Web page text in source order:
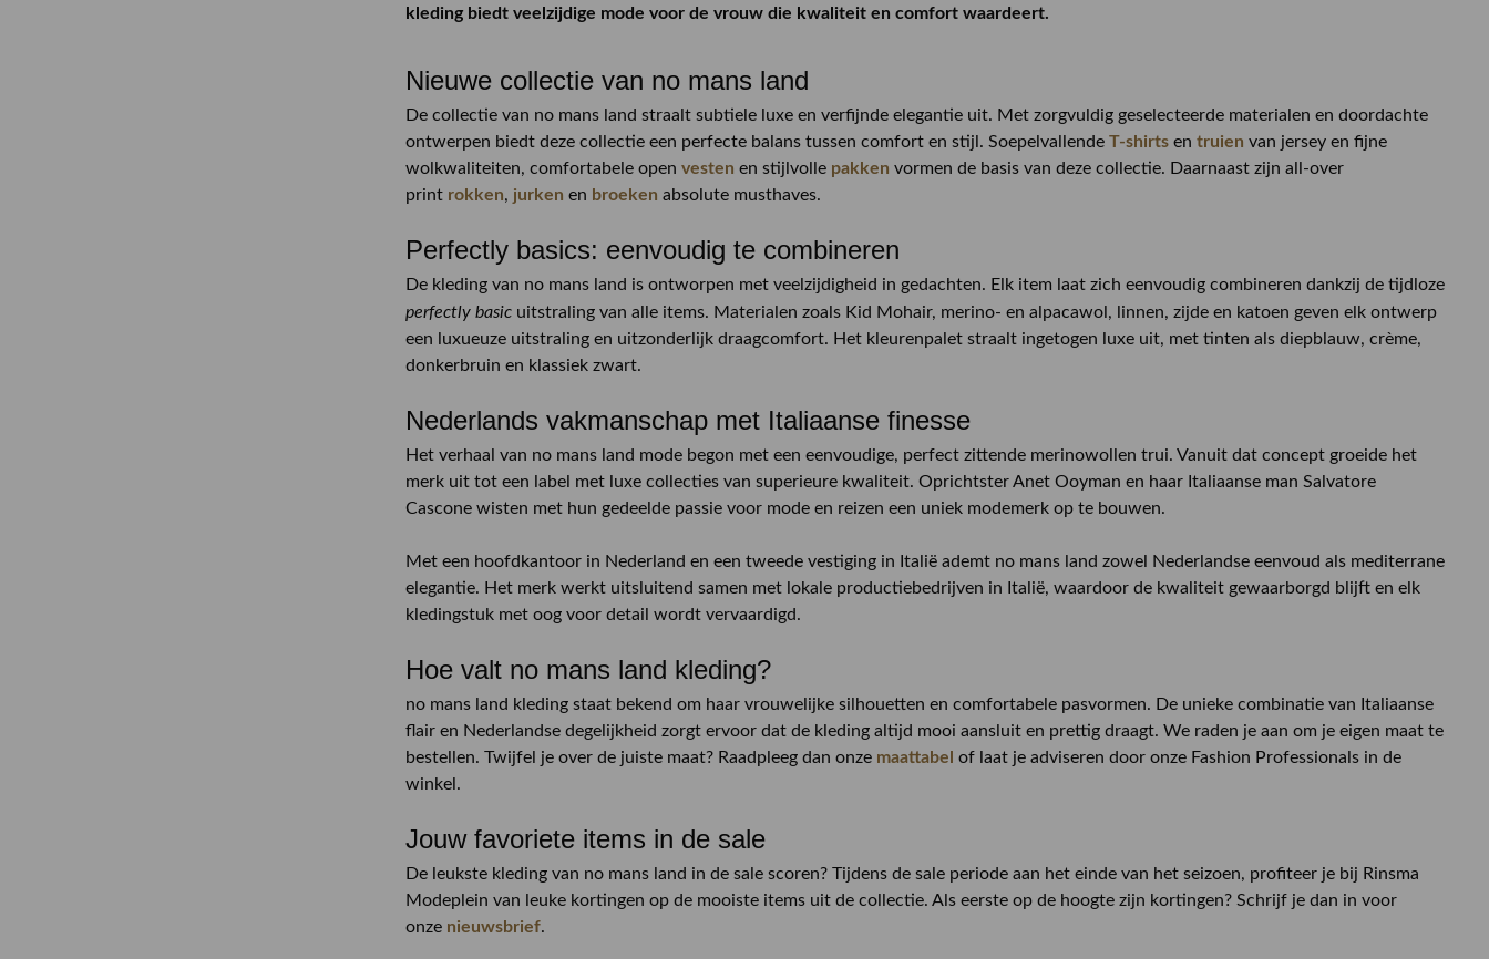
kleding biedt veelzijdige mode voor de vrouw die kwaliteit en comfort waardeert.
Nieuwe collectie van no mans land
De collectie van no mans land straalt subtiele luxe en verfijnde elegantie uit. Met zorgvuldig geselecteerde materialen en doordachte
ontwerpen biedt deze collectie een perfecte balans tussen comfort en stijl. Soepelvallende T-shirts en truien van jersey en fijne
wolkwaliteiten, comfortabele open vesten en stijlvolle pakken vormen de basis van deze collectie. Daarnaast zijn all-over
print rokken, jurken en broeken absolute musthaves.
Perfectly basics: eenvoudig te combineren
De kleding van no mans land is ontworpen met veelzijdigheid in gedachten. Elk item laat zich eenvoudig combineren dankzij de tijdloze
perfectly basic uitstraling van alle items. Materialen zoals Kid Mohair, merino- en alpacawol, linnen, zijde en katoen geven elk ontwerp
een luxueuze uitstraling en uitzonderlijk draagcomfort. Het kleurenpalet straalt ingetogen luxe uit, met tinten als diepblauw, crème,
donkerbruin en klassiek zwart.
Nederlands vakmanschap met Italiaanse finesse
Het verhaal van no mans land mode begon met een eenvoudige, perfect zittende merinowollen trui. Vanuit dat concept groeide het
merk uit tot een label met luxe collecties van superieure kwaliteit. Oprichtster Anet Ooyman en haar Italiaanse man Salvatore
Cascone wisten met hun gedeelde passie voor mode en reizen een uniek modemerk op te bouwen.
Met een hoofdkantoor in Nederland en een tweede vestiging in Italië ademt no mans land zowel Nederlandse eenvoud als mediterrane
elegantie. Het merk werkt uitsluitend samen met lokale productiebedrijven in Italië, waardoor de kwaliteit gewaarborgd blijft en elk
kledingstuk met oog voor detail wordt vervaardigd.
Hoe valt no mans land kleding?
no mans land kleding staat bekend om haar vrouwelijke silhouetten en comfortabele pasvormen. De unieke combinatie van Italiaanse
flair en Nederlandse degelijkheid zorgt ervoor dat de kleding altijd mooi aansluit en prettig draagt. We raden je aan om je eigen maat te
bestellen. Twijfel je over de juiste maat? Raadpleeg dan onze maattabel of laat je adviseren door onze Fashion Professionals in de
winkel.
Jouw favoriete items in de sale
De leukste kleding van no mans land in de sale scoren? Tijdens de sale periode aan het einde van het seizoen, profiteer je bij Rinsma
Modeplein van leuke kortingen op de mooiste items uit de collectie. Als eerste op de hoogte zijn kortingen? Schrijf je dan in voor
onze nieuwsbrief.